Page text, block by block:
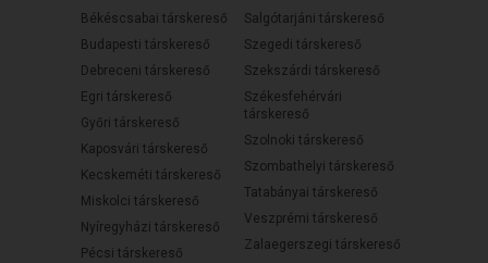
Békéscsabai társkereső
Budapesti társkereső
Debreceni társkereső
Egri társkereső
Győri társkereső
Kaposvári társkereső
Kecskeméti társkereső
Miskolci társkereső
Nyíregyházi társkereső
Pécsi társkereső
Salgótarjáni társkereső
Szegedi társkereső
Szekszárdi társkereső
Székesfehérvári
társkereső
Szolnoki társkereső
Szombathelyi társkereső
Tatabányai társkereső
Veszprémi társkereső
Zalaegerszegi társkereső